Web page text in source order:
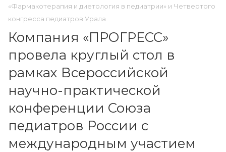
«Фармакотерапия и диетология в педиатрии» и Четвертого
конгресса педиатров Урала
Компания «ПРОГРЕСС»
провела круглый стол в
рамках Всероссийской
научно-практической
конференции Союза
педиатров России с
международным участием